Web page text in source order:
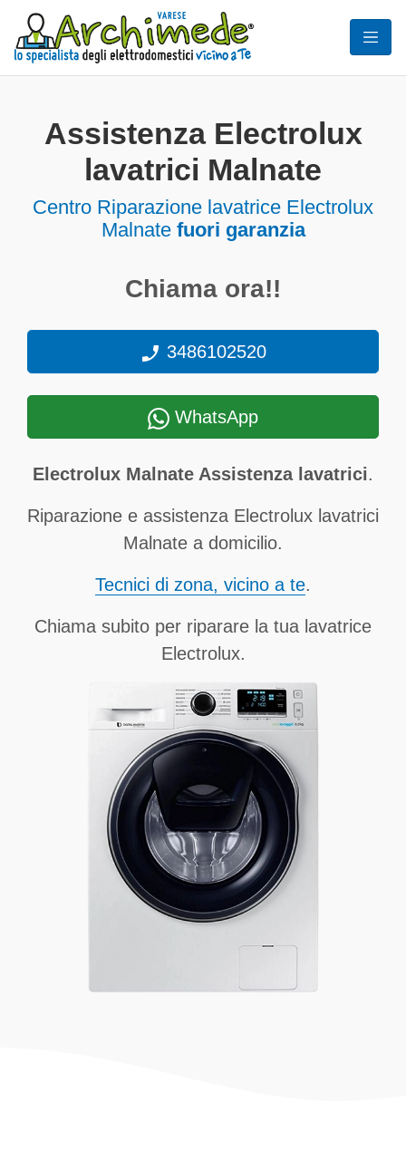
Assistenza Electrolux
lavatrici Malnate
Centro Riparazione lavatrice Electrolux
Malnate fuori garanzia
Chiama ora!!
3486102520
WhatsApp
Electrolux Malnate Assistenza lavatrici.
Riparazione e assistenza Electrolux lavatrici
Malnate a domicilio.
Tecnici di zona, vicino a te.
Chiama subito per riparare la tua lavatrice
Electrolux.